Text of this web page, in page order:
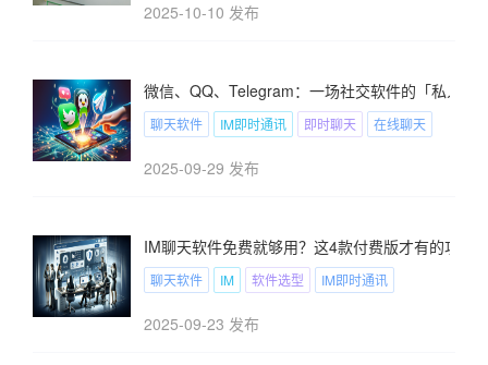
2025-10-10 发布
微信、QQ、Telegram：一场社交软件的「私人定
聊天软件 IM即时通讯 即时聊天 在线聊天
2025-09-29 发布
IM聊天软件免费就够用？这4款付费版才有的功能
聊天软件 IM 软件选型 IM即时通讯
2025-09-23 发布